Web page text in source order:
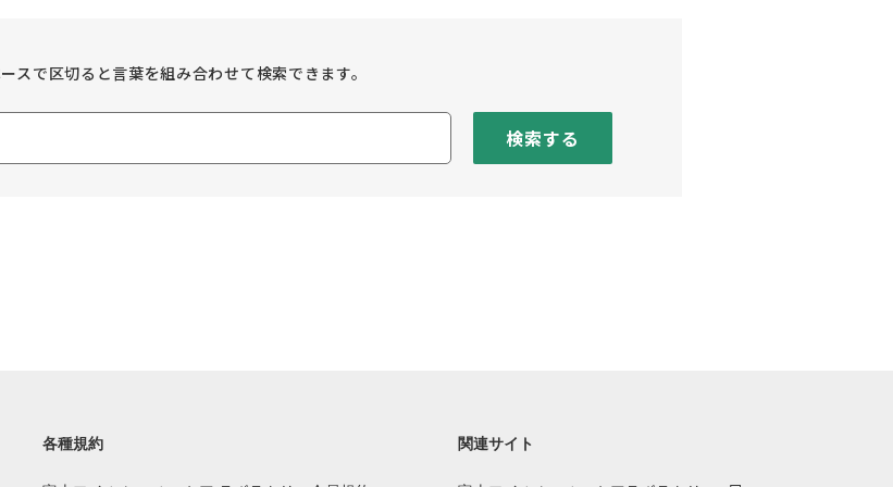
スで区切ると言葉を組み合わせて検索できます。
検索する
各種規約 関連サイト